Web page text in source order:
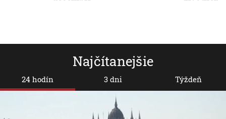
Najčítanejšie
24 hodín 3 dni Týždeň